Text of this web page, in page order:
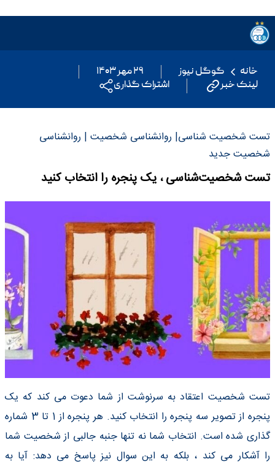
خانه گوگل نیوز
۲۹ مهر ۱۴۰۳
لینک خبر
اشتراک گذاری
تست شخصیت شناسی| روانشناسی شخصیت | روانشناسی
شخصیت جدید
تست شخصیت‌شناسی ، یک پنجره را انتخاب کنید
تست شخصیت اعتقاد به سرنوشت از شما دعوت می کند که یک
پنجره از تصویر سه پنجره را انتخاب کنید. هر پنجره از 1 تا 3 شماره
گذاری شده است. انتخاب شما نه تنها جنبه جالبی از شخصیت شما
را آشکار می کند ، بلکه به این سوال نیز پاسخ می دهد: آیا به